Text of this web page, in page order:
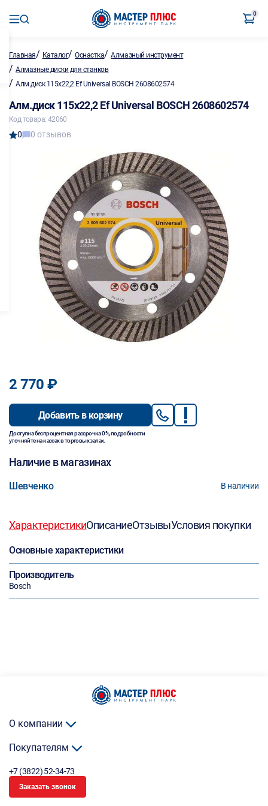
0
Главная/ Каталог/Оснастка/Алмазный инструмент
/ Алмазные диски для станков
/ Алм.диск 115х22,2 Ef Universal BOSCH 2608602574
Алм.диск 115х22,2 Ef Universal BOSCH 2608602574
Код товара: 42060
0 0 отзывов
2 770 ₽
Добавить в корзину
Доступна беспроцентная рассрочка 0%, подробности
уточняйте на кассах в торговых залах.
Наличие в магазинах
Шевченко В наличии
ХарактеристикиОписаниеОтзывыУсловия покупки
Основные характеристики
Производитель
Bosch
О компании
Покупателям
+7 (3822) 52-34-73
Заказать звонок